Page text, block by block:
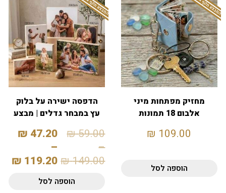
מחזיק מפתחות מיני
אלבום 18 תמונות
109.00
₪
הוספה לסל
הדפסה ישירה על בלוק
עץ במבחר גדלים | מבצע
59.00
₪
–
149.00
₪
47.20
₪
–
119.20
₪
הוספה לסל